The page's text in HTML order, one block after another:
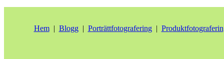
Hem| Blogg| Porträttfotografering|